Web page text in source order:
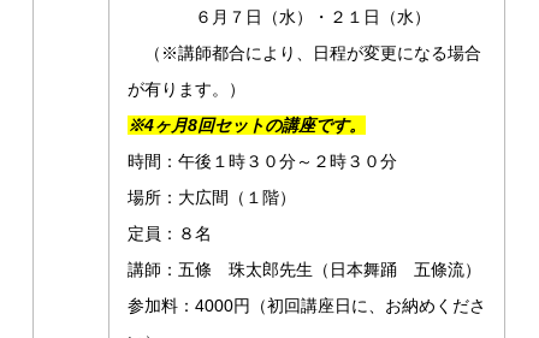
６月７日（水）・２１日（水）
（※講師都合により、日程が変更になる場合
が有ります。）
※4ヶ月8回セットの講座です。
時間：午後１時３０分～２時３０分
場所：大広間（１階）
定員：８名
講師：五條 珠太郎先生（日本舞踊 五條流）
参加料：4000円（初回講座日に、お納めくださ